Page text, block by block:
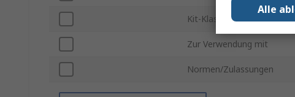
Kit-Klassifizierung
Zur Verwendung mit
Normen/Zulassungen
Alle